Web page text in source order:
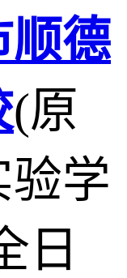
顺德
(原
验学
日